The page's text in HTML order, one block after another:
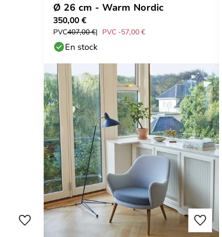
Ø 26 cm - Warm Nordic
350,00 €
PVC407,00 € PVC -57,00 €
En stock